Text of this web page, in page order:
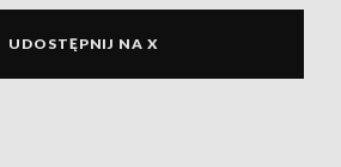
UDOSTĘPNIJ NA X